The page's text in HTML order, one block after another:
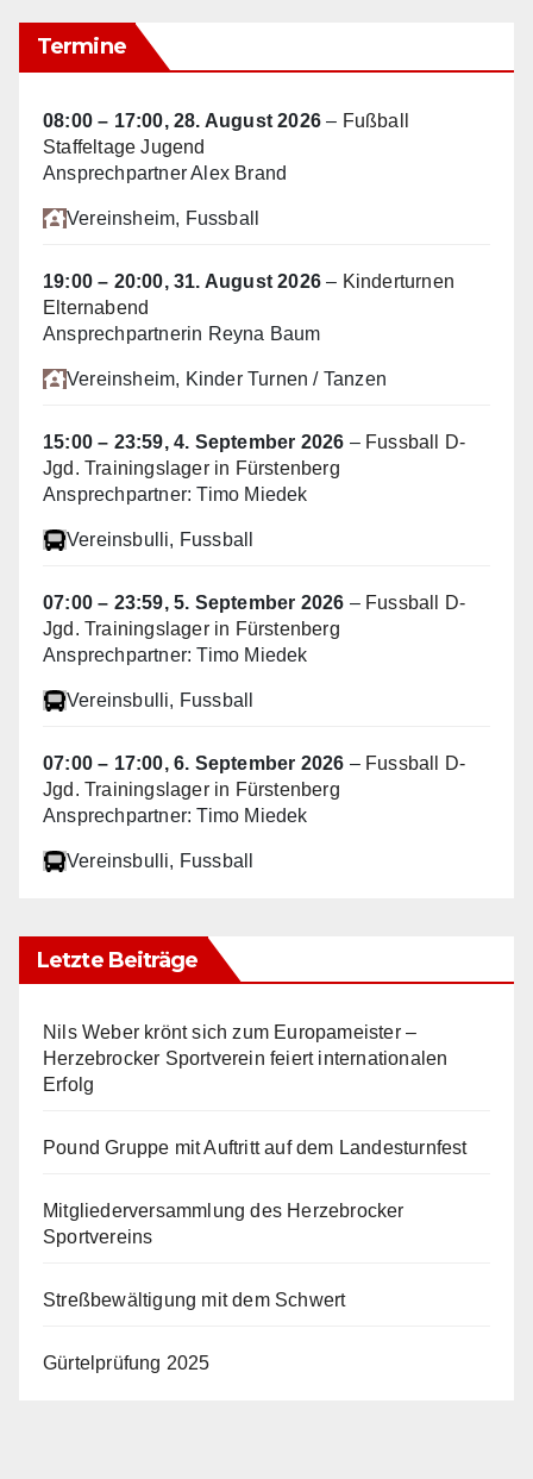
Termine
08:00 – 17:00,28. August 2026 – Fußball
Staffeltage Jugend
Ansprechpartner Alex Brand
Vereinsheim, Fussball
19:00 – 20:00,31. August 2026 – Kinderturnen
Elternabend
Ansprechpartnerin Reyna Baum
Vereinsheim, Kinder Turnen / Tanzen
15:00 – 23:59,4. September 2026 – Fussball D-
Jgd. Trainingslager in Fürstenberg
Ansprechpartner: Timo Miedek
Vereinsbulli, Fussball
07:00 – 23:59,5. September 2026 – Fussball D-
Jgd. Trainingslager in Fürstenberg
Ansprechpartner: Timo Miedek
Vereinsbulli, Fussball
07:00 – 17:00,6. September 2026 – Fussball D-
Jgd. Trainingslager in Fürstenberg
Ansprechpartner: Timo Miedek
Vereinsbulli, Fussball
Letzte Beiträge
Nils Weber krönt sich zum Europameister –
Herzebrocker Sportverein feiert internationalen
Erfolg
Pound Gruppe mit Auftritt auf dem Landesturnfest
Mitgliederversammlung des Herzebrocker
Sportvereins
Streßbewältigung mit dem Schwert
Gürtelprüfung 2025